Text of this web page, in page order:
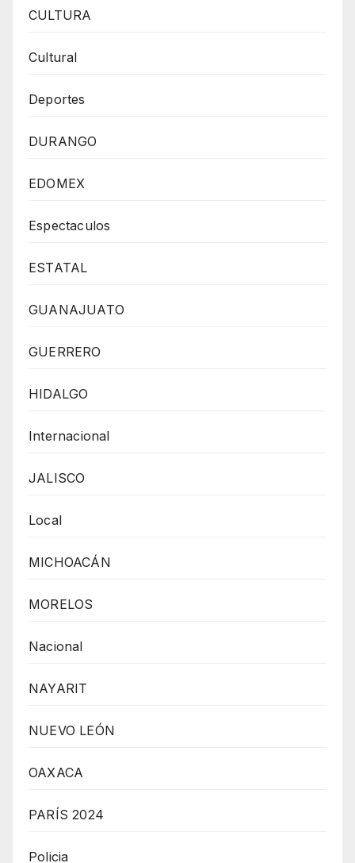
CULTURA
Cultural
Deportes
DURANGO
EDOMEX
Espectaculos
ESTATAL
GUANAJUATO
GUERRERO
HIDALGO
Internacional
JALISCO
Local
MICHOACÁN
MORELOS
Nacional
NAYARIT
NUEVO LEÓN
OAXACA
PARÍS 2024
Policia